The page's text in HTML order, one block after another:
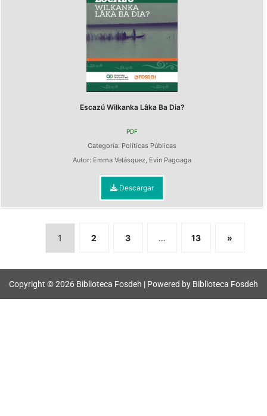
Escazú Wilkanka Lâka Ba Dia?
PDF
Categoría: Políticas Públicas
Autor: Emma Velásquez, Evin Pagoaga
Descargar
1 2 3 … 13 »
Copyright © 2026 Biblioteca Fosdeh | Powered by Biblioteca Fosdeh